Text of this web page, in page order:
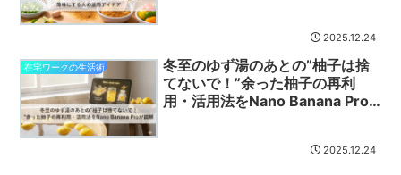
2025.12.24
在宅ワークの生活術
冬至のゆず湯のあとの”柚子は捨
てないで！”余った柚子の再利
用・活用法をNano Banana Pro
2025.12.24